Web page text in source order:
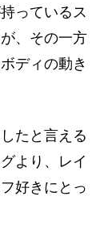
っているス
、その一方
ディの動き
たと言える
より、レイ
好きにとっ